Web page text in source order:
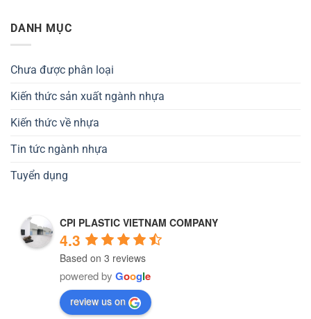
DANH MỤC
Chưa được phân loại
Kiến thức sản xuất ngành nhựa
Kiến thức về nhựa
Tin tức ngành nhựa
Tuyển dụng
CPI PLASTIC VIETNAM COMPANY
4.3
Based on 3 reviews
powered by Google
review us on